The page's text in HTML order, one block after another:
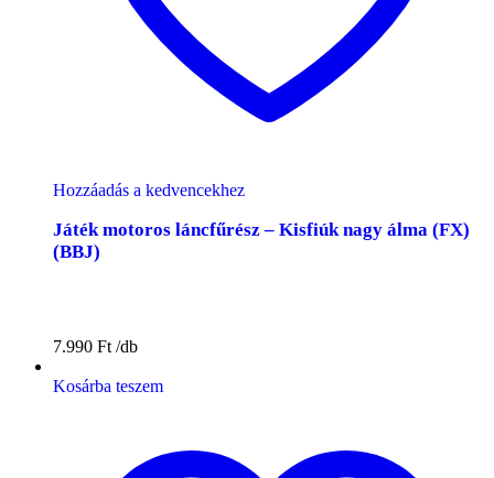
Hozzáadás a kedvencekhez
Játék motoros láncfűrész – Kisfiúk nagy álma (FX)
(BBJ)
7.990 Ft
Kosárba teszem